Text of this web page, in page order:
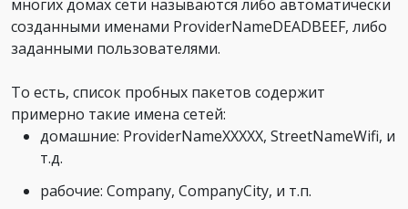
многих домах сети называются либо автоматически
созданными именами ProviderNameDEADBEEF, либо
заданными пользователями.
То есть, список пробных пакетов содержит
примерно такие имена сетей:
домашние: ProviderNameXXXXX, StreetNameWifi, и
т.д.
рабочие: Company, CompanyCity, и т.п.